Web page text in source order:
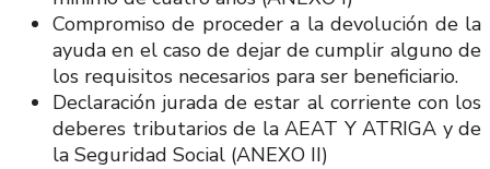
Compromiso de proceder a la devolución de la
ayuda en el caso de dejar de cumplir alguno de
los requisitos necesarios para ser beneficiario.
Declaración jurada de estar al corriente con los
deberes tributarios de la AEAT Y ATRIGA y de
la Seguridad Social (ANEXO II)